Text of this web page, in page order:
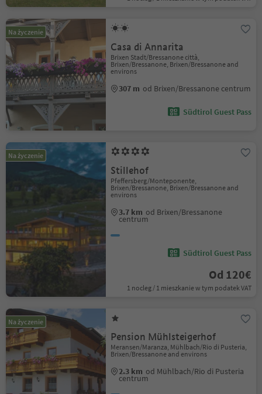
Na życzenie
Casa di Annarita
Brixen Stadt/Bressanone città,
Brixen/Bressanone, Brixen/Bressanone and
environs
307 m od Brixen/Bressanone centrum
Südtirol Guest Pass
Na życzenie
Stillehof
Pfeffersberg/Monteponente,
Brixen/Bressanone, Brixen/Bressanone and
environs
3.7 km od Brixen/Bressanone
centrum
Südtirol Guest Pass
Od 120€
1 nocleg / 1 mieszkanie w tym podatek VAT
Na życzenie
Pension Mühlsteigerhof
Meransen/Maranza, Mühlbach/Rio di Pusteria,
Brixen/Bressanone and environs
2.3 km od Mühlbach/Rio di Pusteria
centrum